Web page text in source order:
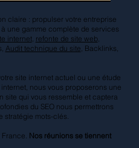
claire : propulser votre entreprise
une gamme complète de services
internet refonte de site web,
Audit technique du site , Backlinks,
site internet actuel ou une étude
nous vous proposerons une
site qui vous ressemble et captera
du SEO nous permettrons
stratégie mots-clés.
Nos réunions se tiennent